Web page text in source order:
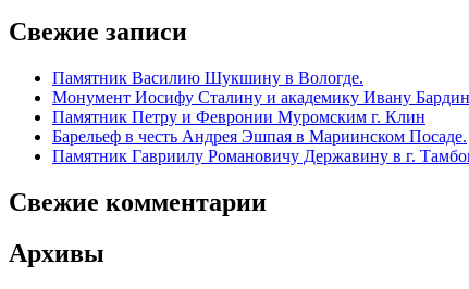
Свежие записи
Памятник Василию Шукшину в Вологде.
Монумент Иосифу Сталину и академику Ивану
Памятник Петру и Февронии Муромским г. Клин
Барельеф в честь Андрея Эшпая в Мариинском Посаде.
Памятник Гавриилу Романовичу Державину в г.
Свежие комментарии
Архивы